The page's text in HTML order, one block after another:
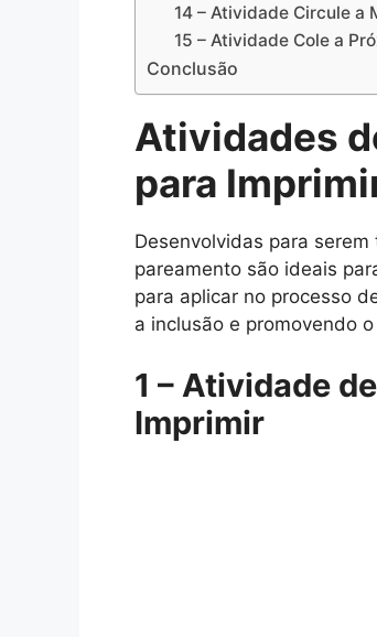
14 – Atividade Circule a
15 – Atividade Cole a
Conclusão
Atividades
para
Desenvolvidas para
pareamento são ideais
para aplicar no processo
a inclusão e promovendo
1 – Atividade
Imprimir